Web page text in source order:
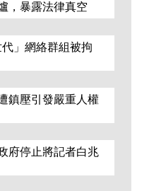
，暴露法律真空
」網絡群組被拘
鎮壓引發嚴重人權
府停止將記者白兆